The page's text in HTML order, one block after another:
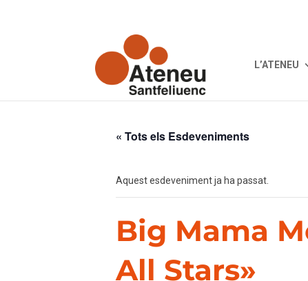
L’ATENEU
« Tots els Esdeveniments
Aquest esdeveniment ja ha passat.
Big Mama
All Stars»